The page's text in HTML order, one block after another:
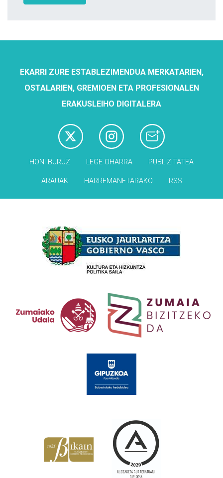
EKARRI ZURE ESTABLEZIMENDUA MERKATARIEN,
OSTALARIEN, GREMIOEN ETA PROFESIONALEN
ERAKUSLEIHO DIGITALERA
HONI BURUZ LEGE OHARRA PUBLIZITATEA
ARAUAK HARREMANETARAKO RSS